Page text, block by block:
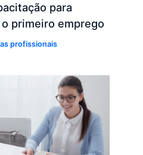
para
primeiro emprego
profissionais